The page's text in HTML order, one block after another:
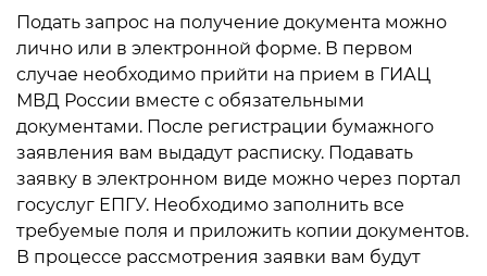
Подать запрос на получение документа можно
лично или в электронной форме. В первом
случае необходимо прийти на прием в ГИАЦ
МВД России вместе с обязательными
документами. После регистрации бумажного
заявления вам выдадут расписку. Подавать
заявку в электронном виде можно через портал
госуслуг ЕПГУ. Необходимо заполнить все
требуемые поля и приложить копии документов.
В процессе рассмотрения заявки вам будут